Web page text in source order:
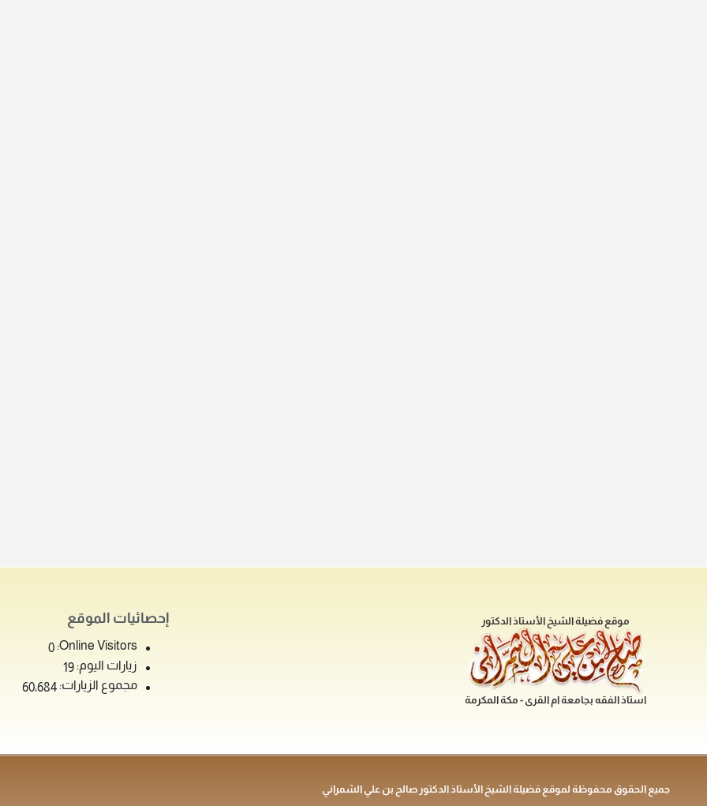
موقع فضيلة الشيخ الأستاذ الدكتور
استاذ الفقه بجامعة ام القرى - مكة المكرمة
إحصائيات الموقع
Online Visitors:
0
زيارات اليوم: 19
مجموع الزيارات: 60٬684
جميع الحقوق محفوظة لموقع فضيلة الشيخ الأستاذ الدكتور صالح بن علي الشمراني